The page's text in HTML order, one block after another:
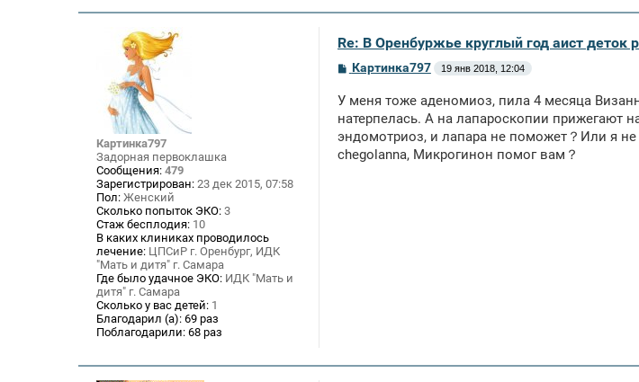
Картинка797
Задорная первоклашка
Сообщения: 479
Зарегистрирован: 23 дек 2015, 07:58
Пол: Женский
Сколько попыток ЭКО: 3
Стаж бесплодия: 10
В каких клиниках проводилось
лечение: ЦПСиР г. Оренбург, ИДК
"Мать и дитя" г. Самара
Где было удачное ЭКО: ИДК "Мать и
дитя" г. Самара
Сколько у вас детей: 1
Благодарил (а): 69 раз
Поблагодарили: 68 раз
Re: В Оренбуржье круглый год аист деток
С
б
щ
н
и
Картинка797 19 янв 2018, 12:04
У меня тоже аденомиоз, пила 4 месяца
натерпелась. А на лапароскопии прижегают
эндомотриоз, и лапара не поможет？Или я не
chegolanna, Микрогинон помог вам？